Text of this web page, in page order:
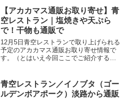
いちごを生産している奥田さん夫妻が13
年間試行錯誤してようや...
【アカカマス通販お取り寄せ】青
空レストラン｜塩焼きや天ぷら
で！干物も通販で
12月5日青空レストランで取り上げられる
予定のアカカマス通販お取り寄せ情報で
す。（とはいえ今回ここでご紹介するの
カマスは焼き魚はもちろんのこと、唐揚
げや天ぷら、磯部揚げ...
青空レストラン／イノブタ（ゴー
ルデンボアポーク）淡路から通販